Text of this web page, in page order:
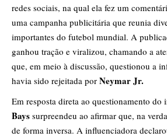
redes sociais, na qual ela fez um
uma campanha publicitária que reunia
importantes do futebol mundial. A
ganhou tração e viralizou, chamando a
que, em meio à discussão, questionou a
havia sido rejeitada por Neymar Jr.
Em resposta direta ao questionamento do
Bays surpreendeu ao afirmar que, na
de forma inversa. A influenciadora